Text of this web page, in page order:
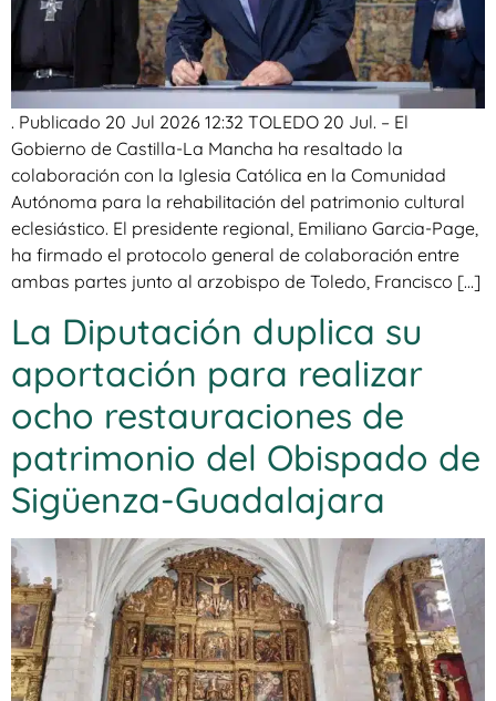
. Publicado 20 Jul 2026 12:32 TOLEDO 20 Jul. – El
Gobierno de Castilla-La Mancha ha resaltado la
colaboración con la Iglesia Católica en la Comunidad
Autónoma para la rehabilitación del patrimonio cultural
eclesiástico. El presidente regional, Emiliano Garcia-Page,
ha firmado el protocolo general de colaboración entre
ambas partes junto al arzobispo de Toledo, Francisco […]
La Diputación duplica su
aportación para realizar
ocho restauraciones de
patrimonio del Obispado de
Sigüenza-Guadalajara